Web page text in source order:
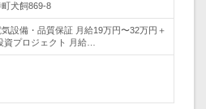
犬飼869-8
設備・品質保証 月給19万円〜32万円＋
プロジェクト 月給…